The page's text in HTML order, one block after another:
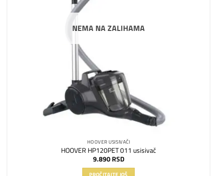
NEMA NA ZALIHAMA
HOOVER USISIVAČI
HOOVER HP120PET 011 usisivač
9.890 RSD
PROČITAJTE JOŠ